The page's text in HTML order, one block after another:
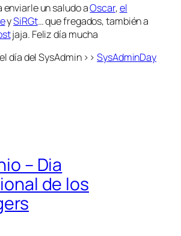
enviarle un saludo aOscar,el
ySiRGt… que fregados, también a
jaja. Feliz día mucha
día del SysAdmin >>SysAdminDay
– Dia
de los